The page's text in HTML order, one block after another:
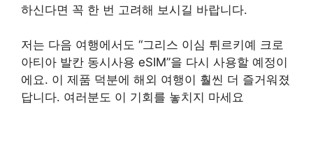
하신다면 꼭 한 번 고려해 보시길 바랍니다.
저는 다음 여행에서도 “그리스 이심 튀르키예 크로
아티아 발칸 동시사용 eSIM”을 다시 사용할 예정이
에요. 이 제품 덕분에 해외 여행이 훨씬 더 즐거워졌
답니다. 여러분도 이 기회를 놓치지 마세요